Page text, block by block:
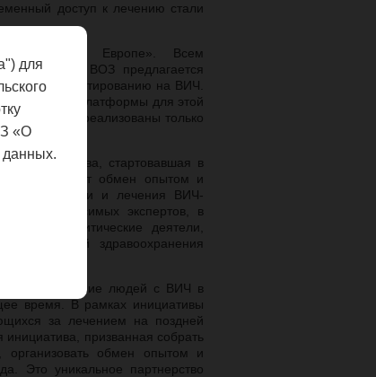
доступ к лечению стали
«ВИЧ в Европе». Всем
региона ВОЗ предлагается
тестированию на ВИЧ.
платформы для этой
могут быть реализованы только
инициатива, стартовавшая в
происходит обмен опытом и
диагностики и лечения ВИЧ-
независимых экспертов, в
политические деятели,
учреждений здравоохранения
обращение людей с ВИЧ в
время. В рамках инициативы
за лечением на поздней
призванная собрать
обмен опытом и
Это уникальное партнерство
для
«О
данных.